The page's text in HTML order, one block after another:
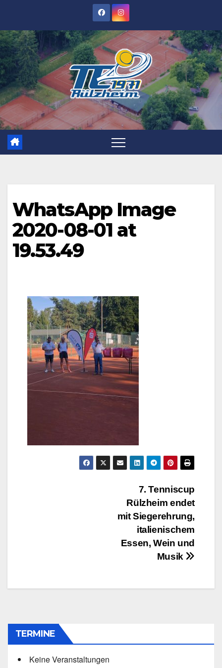
springen
WhatsApp Image
2020-08-01 at
19.53.49
Beitragsnavigation
7. Tenniscup
Rülzheim endet
mit Siegerehrung,
italienischem
Essen, Wein und
Musik
TERMINE
Keine Veranstaltungen